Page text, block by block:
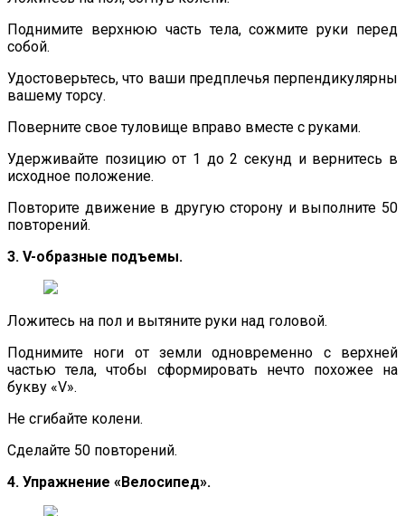
Поднимите верхнюю часть тела, сожмите руки перед
собой.
Удостоверьтесь, что ваши предплечья перпендикулярны
вашему торсу.
Поверните свое туловище вправо вместе с руками.
Удерживайте позицию от 1 до 2 секунд и вернитесь в
исходное положение.
Повторите движение в другую сторону и выполните 50
повторений.
3. V-образные подъемы.
Ложитесь на пол и вытяните руки над головой.
Поднимите ноги от земли одновременно с верхней
частью тела, чтобы сформировать нечто похожее на
букву «V».
Не сгибайте колени.
Сделайте 50 повторений.
4. Упражнение «Велосипед».